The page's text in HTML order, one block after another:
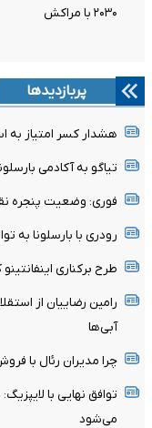
۲۰۳۰ با مراکش
پربازدیدها
هشدار کسر امتیاز به
تیاگو به آکادمی
فوری: وضعیت پنجره
رودری با بارسلونا به
طرح برکناری
رامین رضاییان از
آبی‌ها
چرا مدیران رئال با
می‌شود